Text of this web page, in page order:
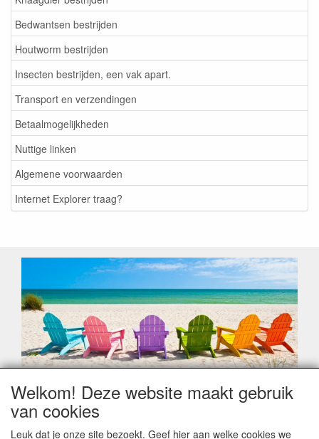
Bedwantsen bestrijden
Houtworm bestrijden
Insecten bestrijden, een vak apart.
Transport en verzendingen
Betaalmogelijkheden
Nuttige linken
Algemene voorwaarden
Internet Explorer traag?
Geachte klant,
Zoals elk jaar zorgt de verlofperiode, naast een hoop
Welkom! Deze website maakt gebruik
van cookies
Leuk dat je onze site bezoekt. Geef hier aan welke cookies we